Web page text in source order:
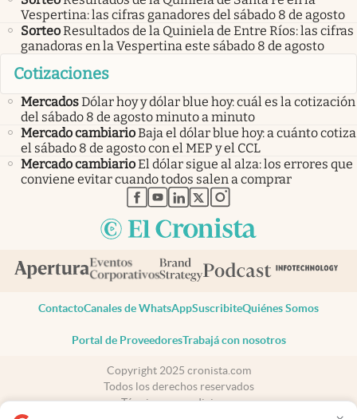
Vespertina: las cifras ganadores del sábado 8 de agosto
SorteoResultados de la Quiniela de Entre Ríos: las cifras
ganadoras en la Vespertina este sábado 8 de agosto
Cotizaciones
MercadosDólar hoy y dólar blue hoy: cuál es la cotización
del sábado 8 de agosto minuto a minuto
Mercado cambiarioBaja el dólar blue hoy: a cuánto cotiza
el sábado 8 de agosto con el MEP y el CCL
Mercado cambiarioEl dólar sigue al alza: los errores que
conviene evitar cuando todos salen a comprar
abre en nueva pestaña
abre en nueva pestaña
abre en nueva pestaña
abre en nueva pestaña
abre en nueva pestaña
ContactoCanales de WhatsAppSuscribiteQuiénes Somos
Portal de ProveedoresTrabajá con nosotros
Copyright 2025 cronista.com
Todos los derechos reservados
Términos y condiciones